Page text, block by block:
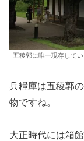
五稜郭に唯一現存して
兵糧庫は五稜郭
物ですね。
大正時代には箱